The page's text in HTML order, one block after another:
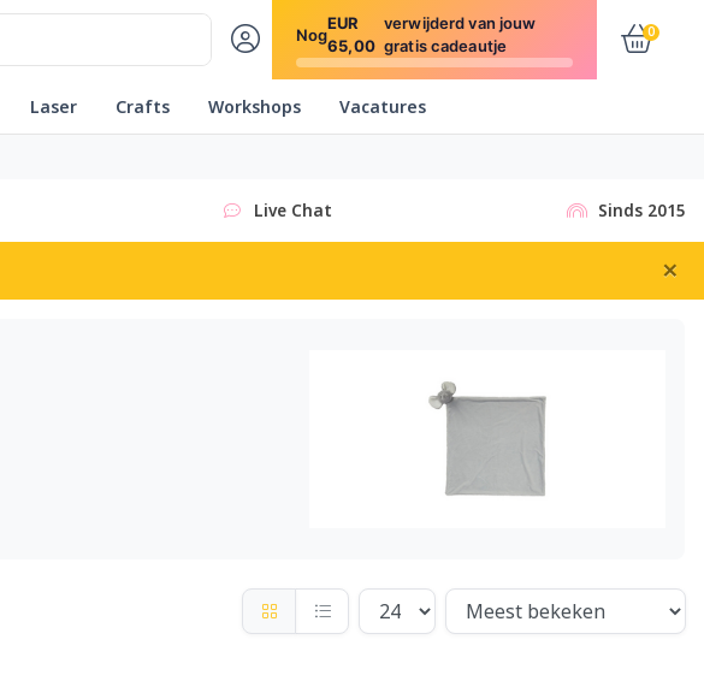
Nog
EUR
65,00
verwijderd van jouw
gratis cadeautje
0
Laser Crafts Workshops Vacatures
Live Chat Sinds 2015
×